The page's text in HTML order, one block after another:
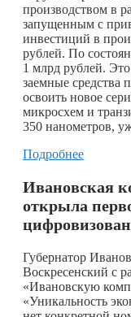
производством в
запущенным с
инвестиций в
рублей. По
1 млрд рублей.
заемные
освоить новое
микросхем и
350 нанометров,
Подробнее
Ивановская
открыла
Губернатор
Воскресенский с
«Ивановскую
«Уникальность